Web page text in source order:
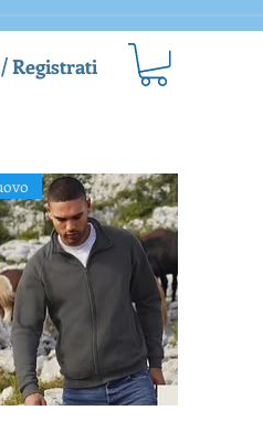
Registrati